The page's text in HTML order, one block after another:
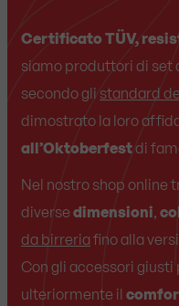
Certificato TÜV,
siamo produttori di set
secondo gli standard
dimostrato la loro
all’Oktoberfestdi
Nel nostro shop online
diverse dimensioni,
da birreria fino alla
Con gli accessori
ulteriormente il